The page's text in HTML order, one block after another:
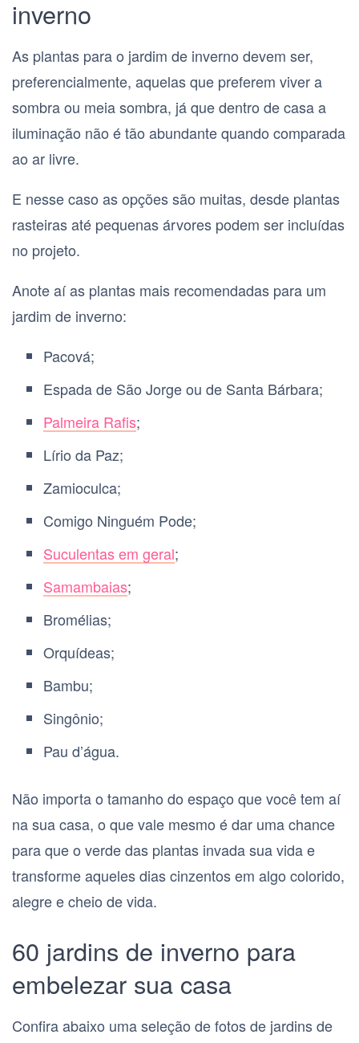
inverno
As plantas para o jardim de inverno devem ser,
preferencialmente, aquelas que preferem viver a
sombra ou meia sombra, já que dentro de casa a
iluminação não é tão abundante quando comparada
ao ar livre.
E nesse caso as opções são muitas, desde plantas
rasteiras até pequenas árvores podem ser incluídas
no projeto.
Anote aí as plantas mais recomendadas para um
jardim de inverno:
Pacová;
Espada de São Jorge ou de Santa Bárbara;
Palmeira Rafis;
Lírio da Paz;
Zamioculca;
Comigo Ninguém Pode;
Suculentas em geral;
Samambaias;
Bromélias;
Orquídeas;
Bambu;
Singônio;
Pau d’água.
Não importa o tamanho do espaço que você tem aí
na sua casa, o que vale mesmo é dar uma chance
para que o verde das plantas invada sua vida e
transforme aqueles dias cinzentos em algo colorido,
alegre e cheio de vida.
60 jardins de inverno para
embelezar sua casa
Confira abaixo uma seleção de fotos de jardins de